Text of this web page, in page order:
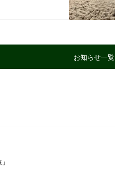
お知らせ一覧